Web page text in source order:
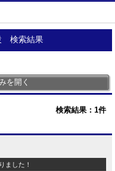
検索結果
を開く
検索結果： 1件
ました！